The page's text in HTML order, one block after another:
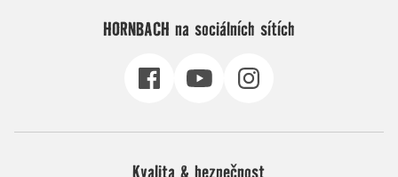
HORNBACH na sociálních sítích
Kvalita & bezpečnost